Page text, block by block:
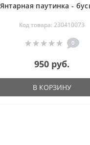
Янтарная паутинка -
Код товара: 230410073
0
950 руб.
В КОРЗИНУ